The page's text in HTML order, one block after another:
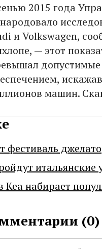
2015 года
и Volkswagen,
— этот
машин.
фестиваль джелато
итальянские
Кеа набирает
(0)